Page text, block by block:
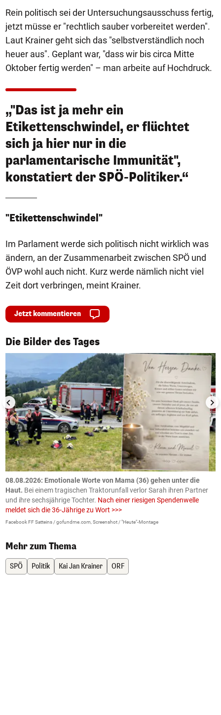
Rein politisch sei der Untersuchungsausschuss fertig,
jetzt müsse er "rechtlich sauber vorbereitet werden".
Laut Krainer geht sich das "selbstverständlich noch
heuer aus". Geplant war, "dass wir bis circa Mitte
Oktober fertig werden" – man arbeite auf Hochdruck.
„"Das ist ja mehr ein
Etikettenschwindel, er flüchtet
sich ja hier nur in die
parlamentarische Immunität",
konstatiert der SPÖ-Politiker.“
"Etikettenschwindel"
Im Parlament werde sich politisch nicht wirklich was
ändern, an der Zusammenarbeit zwischen SPÖ und
ÖVP wohl auch nicht. Kurz werde nämlich nicht viel
Zeit dort verbringen, meint Krainer.
Jetzt kommentieren
Die Bilder des Tages
1/50
08.08.2026: Emotionale Worte von Mama (36) gehen unter die
Haut. Bei einem tragischen Traktorunfall verlor Sarah ihren Partner
und ihre sechsjährige Tochter. Nach einer riesigen Spendenwelle
meldet sich die 36-Jährige zu Wort >>>
Facebook FF Satteins / gofundme.com, Screenshot / "Heute"-Montage
Mehr zum Thema
SPÖ Politik Kai Jan Krainer ORF